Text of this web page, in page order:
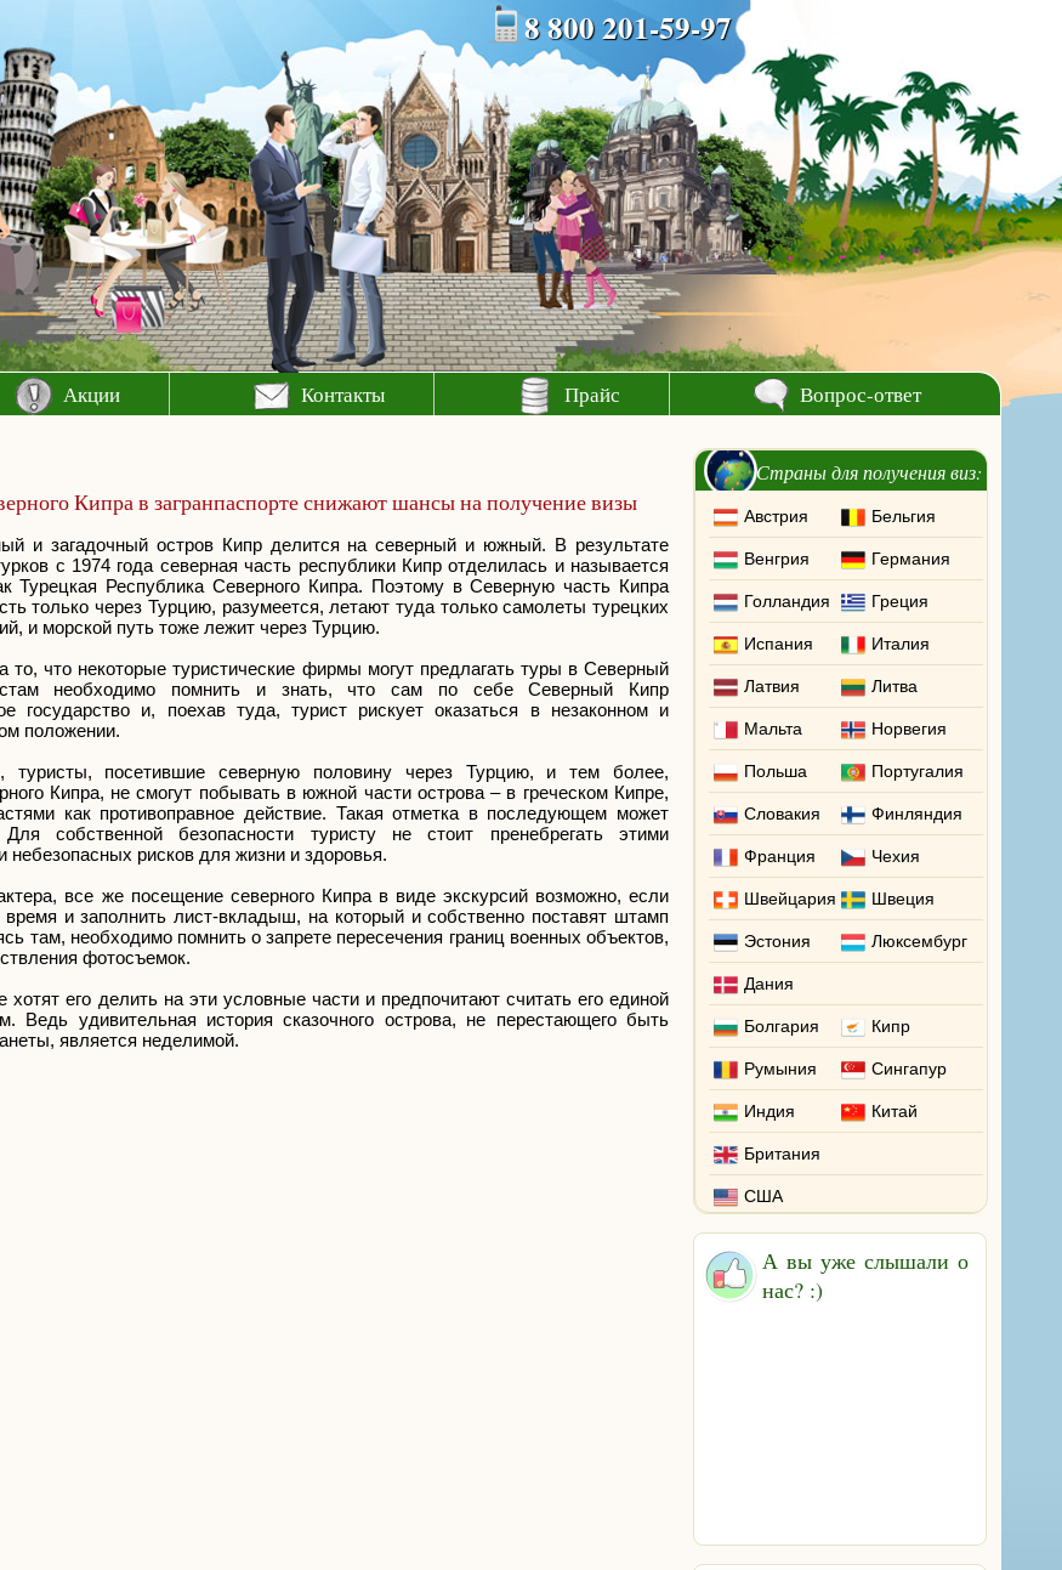
8 800 201-59-97
Акции Контакты Прайс Вопрос-ответ
Страны для получения виз:
Австрия Бельгия
Венгрия Германия
Голландия Греция
Испания Италия
Латвия Литва
Мальта Норвегия
Польша Португалия
Словакия Финляндия
Франция Чехия
Швейцария Швеция
Эстония Люксембург
Дания
Болгария Кипр
Румыния Сингапур
Индия Китай
Британия
США
А вы уже слышали о
нас? :)
Кипра в загранпаспорте снижают шансы на получение визы
и загадочный остров Кипр делится на северный и южный. В результате
с 1974 года северная часть республики Кипр отделилась и называется
Турецкая Республика Северного Кипра. Поэтому в Северную часть Кипра
только через Турцию, разумеется, летают туда только самолеты турецких
и морской путь тоже лежит через Турцию.
то, что некоторые туристические фирмы могут предлагать туры в Северный
необходимо помнить и знать, что сам по себе Северный Кипр
государство и, поехав туда, турист рискует оказаться в незаконном и
положении.
туристы, посетившие северную половину через Турцию, и тем более,
Кипра, не смогут побывать в южной части острова – в греческом Кипре,
как противоправное действие. Такая отметка в последующем может
собственной безопасности туристу не стоит пренебрегать этими
рисков для жизни и здоровья.
все же посещение северного Кипра в виде экскурсий возможно, если
и заполнить лист-вкладыш, на который и собственно поставят штамп
там, необходимо помнить о запрете пересечения границ военных объектов,
фотосъемок.
его делить на эти условные части и предпочитают считать его единой
Ведь удивительная история сказочного острова, не перестающего быть
является неделимой.